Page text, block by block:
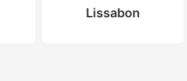
Lissabon